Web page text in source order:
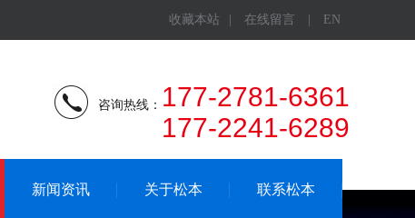
收藏本站 在线留言 EN
咨询热线： 177-2781-6361
177-2241-6289
新闻资讯 关于松本 联系松本